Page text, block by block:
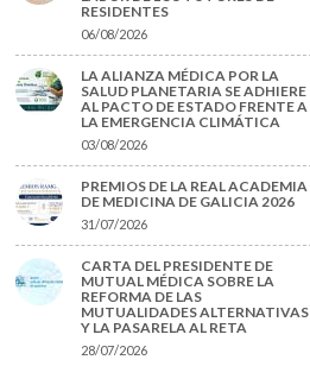
RESIDENTES
06/08/2026
LA ALIANZA MÉDICA POR LA
SALUD PLANETARIA SE ADHIERE
AL PACTO DE ESTADO FRENTE A
LA EMERGENCIA CLIMÁTICA
03/08/2026
PREMIOS DE LA REAL ACADEMIA
DE MEDICINA DE GALICIA 2026
31/07/2026
CARTA DEL PRESIDENTE DE
MUTUAL MÉDICA SOBRE LA
REFORMA DE LAS
MUTUALIDADES ALTERNATIVAS
Y LA PASARELA AL RETA
28/07/2026